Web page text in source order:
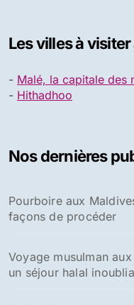
Les villes à
- Malé, la capitale des
- Hithadhoo
Nos dernières
Pourboire aux
façons de procéder
Voyage musulman
un séjour halal